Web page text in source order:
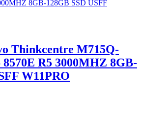
Thinkcentre M715Q-
R5 3000MHZ 8GB-
W11PRO